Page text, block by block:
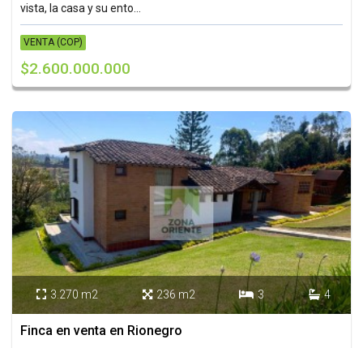
vista, la casa y su ento...
VENTA (COP)
$2.600.000.000
 3.270 m2  236 m2  3  4
Finca en venta en Rionegro